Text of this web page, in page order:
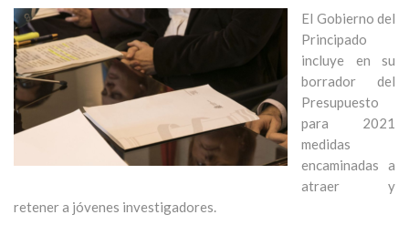
El Gobierno del
Principado
incluye en su
borrador del
Presupuesto
para 2021
medidas
encaminadas a
atraer y
retener a jóvenes investigadores.